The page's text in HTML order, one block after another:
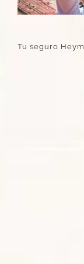
Tu seguro